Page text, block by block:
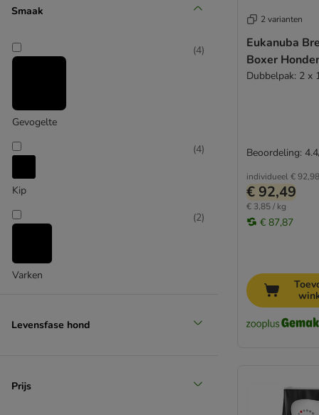
Smaak
Gevogelte
(4)
Kip
(4)
Varken
(2)
Levensfase hond
Prijs
2 varianten
Eukanuba
Boxer
Dubbelpak: 2 x
individueel€ 92,98
€ 92,49
€ 3,85 / kg
€ 87,87
Beoordeling: